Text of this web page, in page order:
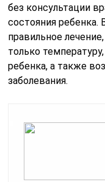
без консультации
состояния ребенка.
правильное
только
ребенка, а также
заболевания.